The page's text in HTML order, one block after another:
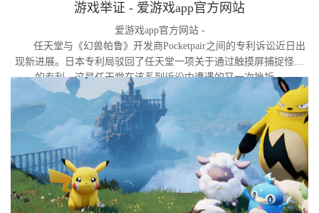
游戏举证 - 爱游戏app官方网站
爱游戏app官方网站 -
任天堂与《幻兽帕鲁》开发商Pocketpair之间的专利诉讼近日出
现新进展。日本专利局驳回了任天堂一项关于通过触摸屏捕捉怪物
的专利，这是任天堂在该系列诉讼中遭遇的又一次挫折。